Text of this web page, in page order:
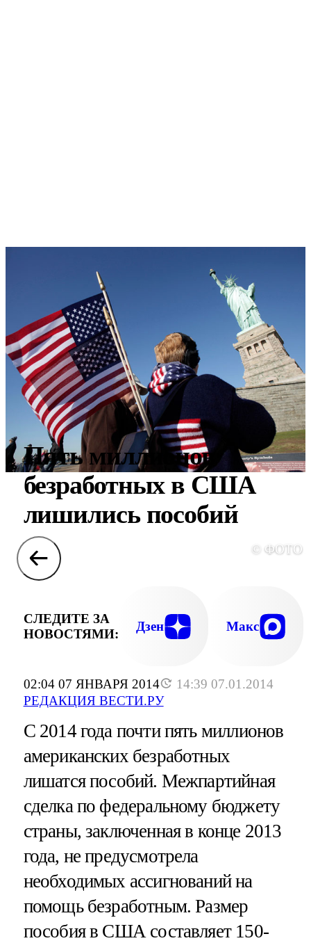
02:04 07 ЯНВАРЯ 2014
14:39 07.01.2014
РЕДАКЦИЯ ВЕСТИ.РУ
Пять миллионов
безработных в США
лишились пособий
© ФОТО
СЛЕДИТЕ ЗА
НОВОСТЯМИ:
Дзен Макс
С 2014 года почти пять миллионов
американских безработных
лишатся пособий. Межпартийная
сделка по федеральному бюджету
страны, заключенная в конце 2013
года, не предусмотрела
необходимых ассигнований на
помощь безработным. Размер
пособия в США составляет 150-